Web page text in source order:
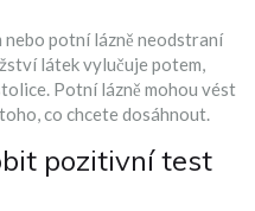
nebo potní lázně neodstraní
látek vylučuje potem,
Potní lázně mohou vést
co chcete dosáhnout.
pozitivní test